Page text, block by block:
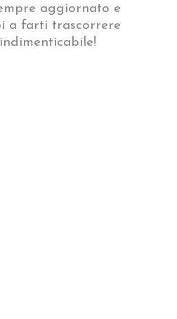
aggiornato e
a farti trascorrere